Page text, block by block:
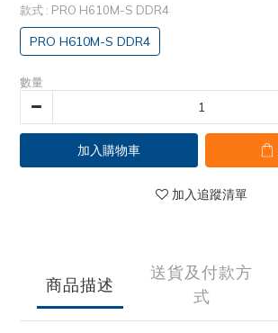
款式 : PRO H610M-S DDR4
PRO H610M-S DDR4
數量
加入購物車
加入追蹤清單
商品描述
送貨及付款方
式